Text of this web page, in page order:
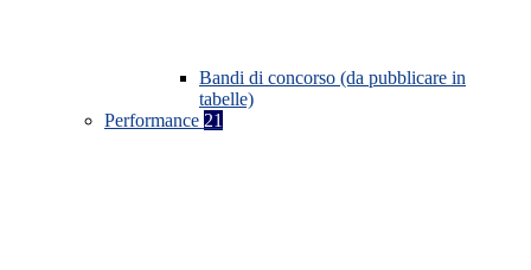
Bandi di concorso (da pubblicare in
tabelle)
Performance 21